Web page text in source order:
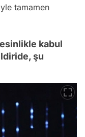
tamamen
kabul
şu